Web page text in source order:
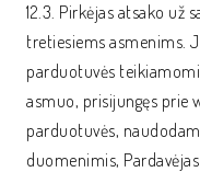
12.3. Pirkėjas atsako už
tretiesiems asmenims.
parduotuvės
asmuo, prisijungęs prie
parduotuvės,
duomenimis,